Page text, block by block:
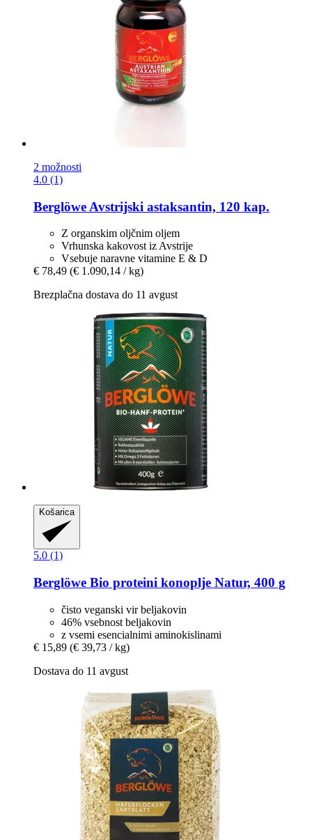
2 možnosti
4.0 (1)
Berglöwe Avstrijski astaksantin, 120 kap.
Z organskim oljčnim oljem
Vrhunska kakovost iz Avstrije
Vsebuje naravne vitamine E & D
€ 78,49 (€ 1.090,14 / kg)
Brezplačna dostava do 11 avgust
Košarica
5.0 (1)
Berglöwe Bio proteini konoplje Natur, 400 g
čisto veganski vir beljakovin
46% vsebnost beljakovin
z vsemi esencialnimi aminokislinami
€ 15,89 (€ 39,73 / kg)
Dostava do 11 avgust